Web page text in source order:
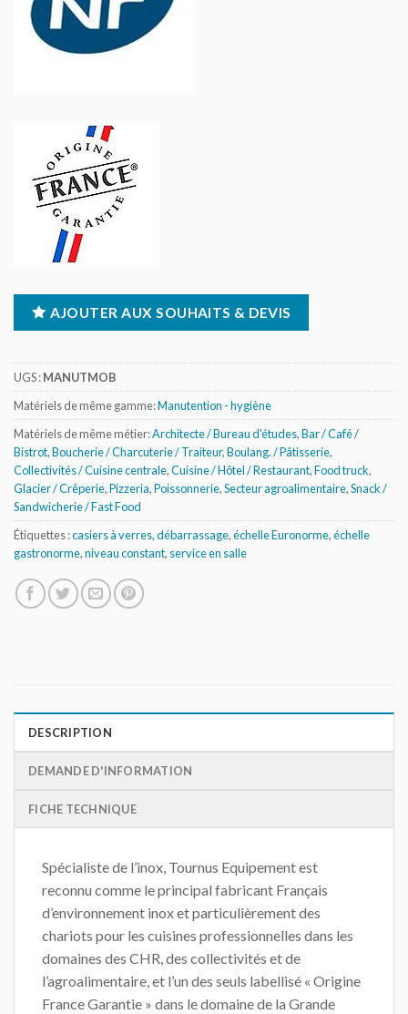
AJOUTER AUX SOUHAITS & DEVIS
UGS :MANUTMOB
Matériels de même gamme:Manutention - hygiène
Matériels de même métier:Architecte / Bureau d'études,Bar / Café /
Bistrot,Boucherie / Charcuterie / Traiteur,Boulang. / Pâtisserie,
Collectivités / Cuisine centrale,Cuisine / Hôtel / Restaurant,Food truck,
Glacier / Crêperie,Pizzeria,Poissonnerie,Secteur agroalimentaire,Snack /
Sandwicherie / Fast Food
Étiquettes :casiers à verres,débarrassage,échelle Euronorme,échelle
gastronorme,niveau constant, service en salle
DESCRIPTION
DEMANDE D'INFORMATION
FICHE TECHNIQUE
Spécialiste de l’inox, Tournus Equipement est
reconnu comme le principal fabricant Français
d’environnement inox et particulièrement des
chariots pour les cuisines professionnelles dans les
domaines des CHR, des collectivités et de
l’agroalimentaire, et l’un des seuls labellisé « Origine
France Garantie » dans le domaine de la Grande